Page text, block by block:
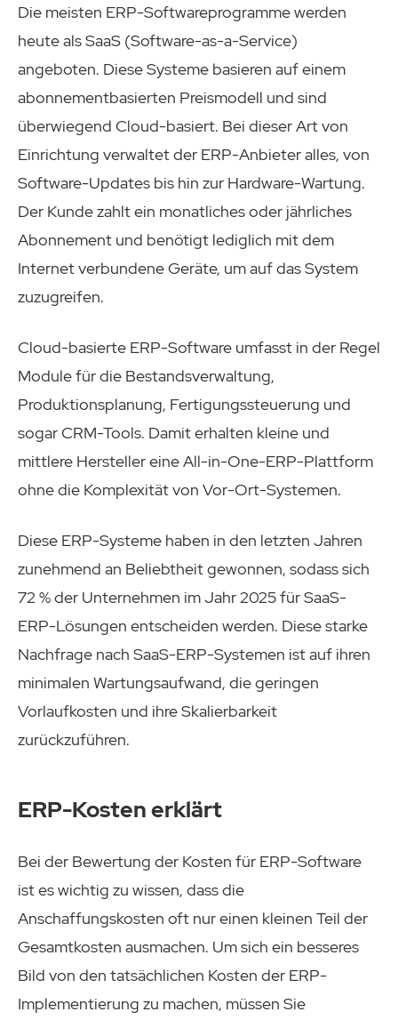
Die meisten ERP-Softwareprogramme werden
heute als SaaS (Software-as-a-Service)
angeboten. Diese Systeme basieren auf einem
abonnementbasierten Preismodell und sind
überwiegend Cloud-basiert. Bei dieser Art von
Einrichtung verwaltet der ERP-Anbieter alles, von
Software-Updates bis hin zur Hardware-Wartung.
Der Kunde zahlt ein monatliches oder jährliches
Abonnement und benötigt lediglich mit dem
Internet verbundene Geräte, um auf das System
zuzugreifen.
Cloud-basierte ERP-Software umfasst in der Regel
Module für die Bestandsverwaltung,
Produktionsplanung, Fertigungssteuerung und
sogar CRM-Tools. Damit erhalten kleine und
mittlere Hersteller eine All-in-One-ERP-Plattform
ohne die Komplexität von Vor-Ort-Systemen.
Diese ERP-Systeme haben in den letzten Jahren
zunehmend an Beliebtheit gewonnen, sodass sich
72 % der Unternehmen im Jahr 2025 für SaaS-
ERP-Lösungen entscheiden werden. Diese starke
Nachfrage nach SaaS-ERP-Systemen ist auf ihren
minimalen Wartungsaufwand, die geringen
Vorlaufkosten und ihre Skalierbarkeit
zurückzuführen.
ERP-Kosten erklärt
Bei der Bewertung der Kosten für ERP-Software
ist es wichtig zu wissen, dass die
Anschaffungskosten oft nur einen kleinen Teil der
Gesamtkosten ausmachen. Um sich ein besseres
Bild von den tatsächlichen Kosten der ERP-
Implementierung zu machen, müssen Sie